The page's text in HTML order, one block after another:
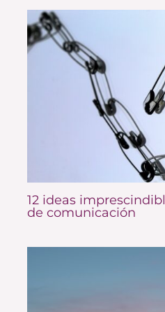
12 ideas
de comunicación